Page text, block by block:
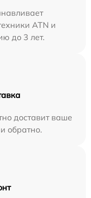
ATN и
до 3 лет.
доставит ваше
обратно.